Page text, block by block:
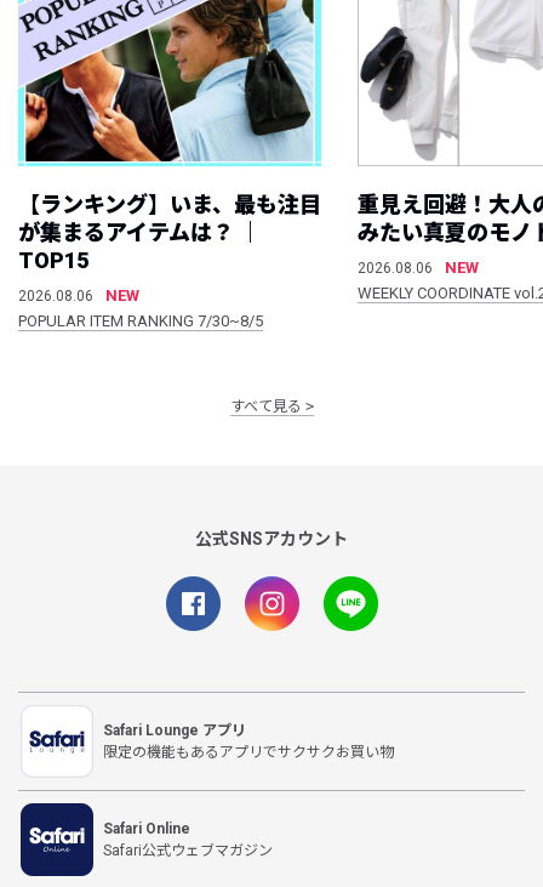
【ランキング】いま、最も注目
が集まるアイテムは？ ｜
TOP15
2026.08.06
NEW
POPULAR ITEM RANKING 7/30~8/5
重見え回避！大人
みたい真夏のモノ
2026.08.06
NEW
WEEKLY COORDINATE
すべて見る
公式SNSアカウント
Safari Lounge アプリ
限定の機能もあるアプリでサクサクお買い物
Safari Online
Safari公式ウェブマガジン